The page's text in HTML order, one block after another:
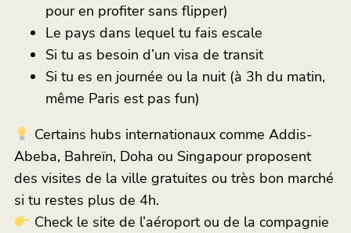
pour en profiter sans flipper)
Le pays dans lequel tu fais escale
Si tu as besoin d’un visa de transit
Si tu es en journée ou la nuit (à 3h du matin,
même Paris est pas fun)
Certains hubs internationaux comme Addis-
Abeba, Bahreïn, Doha ou Singapour proposent
des visites de la ville gratuites ou très bon marché
si tu restes plus de 4h.
Check le site de l’aéroport ou de la compagnie